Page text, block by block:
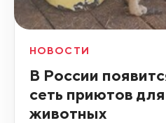
НОВОСТИ
В России
сеть приютов
животных